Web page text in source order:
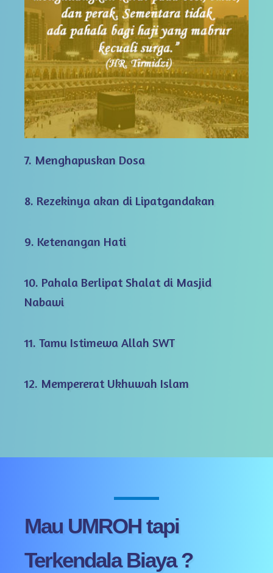
7. Menghapuskan Dosa
8. Rezekinya akan di Lipatgandakan
9. Ketenangan Hati
10. Pahala Berlipat Shalat di Masjid
Nabawi
11. Tamu Istimewa Allah SWT
12. Mempererat Ukhuwah Islam
Mau UMROH tapi
Terkendala Biaya ?